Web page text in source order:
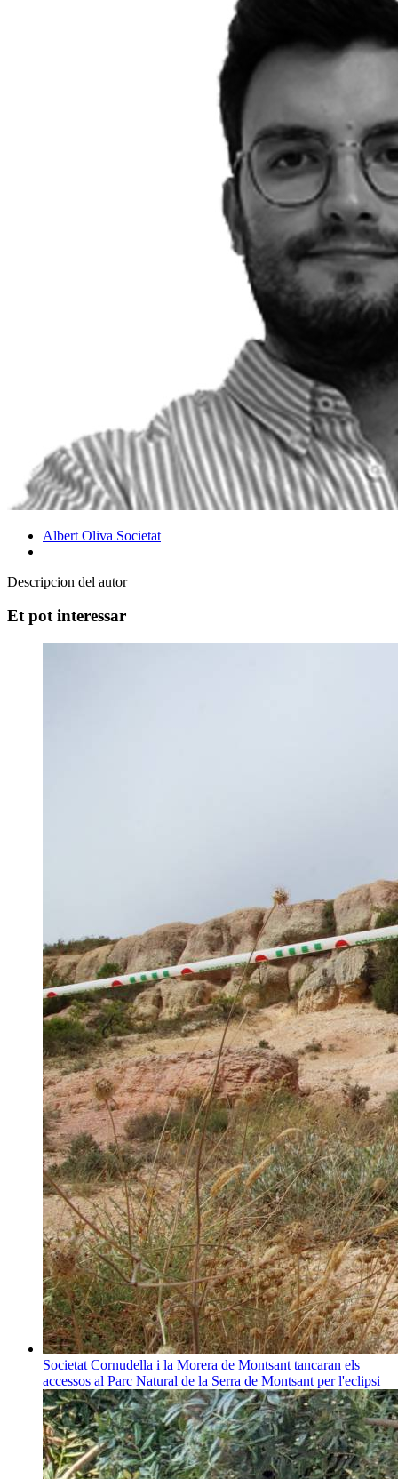
Albert Oliva Societat
Descripcion del autor
Et pot interessar
Societat Cornudella i la Morera de Montsant tancaran els
accessos al Parc Natural de la Serra de Montsant per l'eclipsi